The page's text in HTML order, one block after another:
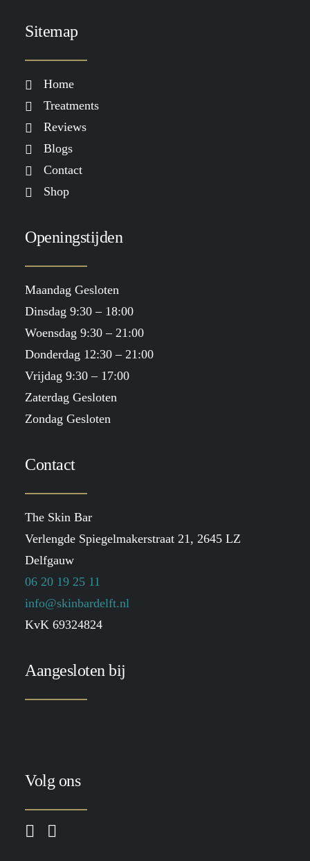
Sitemap
Home
Treatments
Reviews
Blogs
Contact
Shop
Openingstijden
Maandag Gesloten
Dinsdag 9:30 – 18:00
Woensdag 9:30 – 21:00
Donderdag 12:30 – 21:00
Vrijdag 9:30 – 17:00
Zaterdag Gesloten
Zondag Gesloten
Contact
The Skin Bar
Verlengde Spiegelmakerstraat 21, 2645 LZ
Delfgauw
06 20 19 25 11
info@skinbardelft.nl
KvK 69324824
Aangesloten bij
Volg ons